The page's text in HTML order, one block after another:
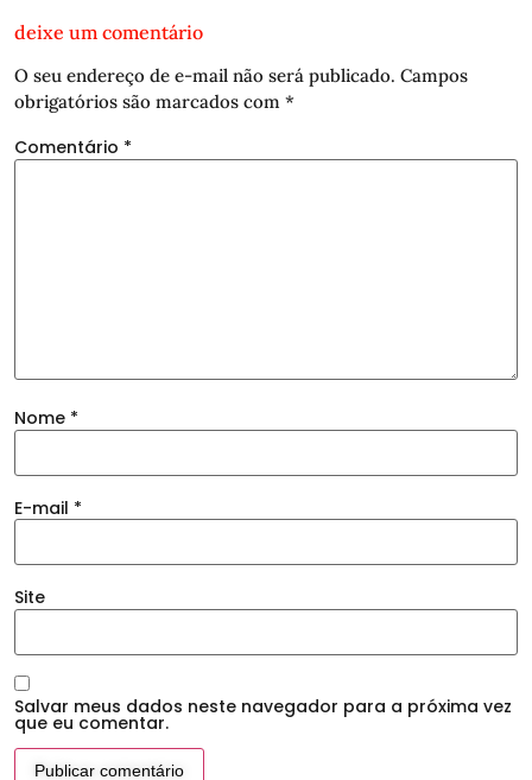
deixe um comentário
O seu endereço de e-mail não será publicado. Campos
obrigatórios são marcados com *
Comentário *
Nome *
E-mail *
Site
Salvar meus dados neste navegador para a próxima vez
que eu comentar.